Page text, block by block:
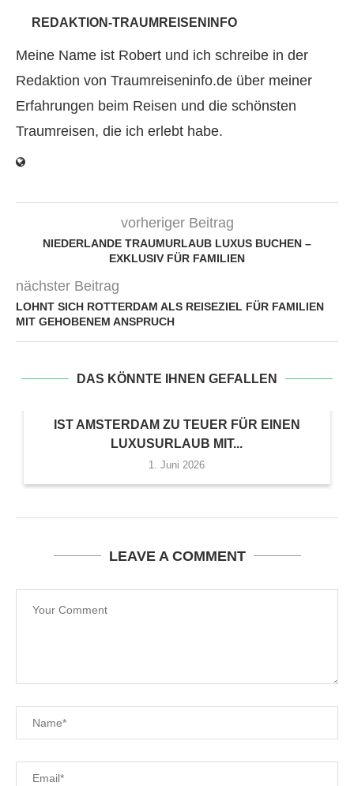
REDAKTION-TRAUMREISENINFO
Meine Name ist Robert und ich schreibe in der
Redaktion von Traumreiseninfo.de über meiner
Erfahrungen beim Reisen und die schönsten
Traumreisen, die ich erlebt habe.
vorheriger Beitrag
NIEDERLANDE TRAUMURLAUB LUXUS BUCHEN –
EXKLUSIV FÜR FAMILIEN
nächster Beitrag
LOHNT SICH ROTTERDAM ALS REISEZIEL FÜR FAMILIEN
MIT GEHOBENEM ANSPRUCH
DAS KÖNNTE IHNEN GEFALLEN
IST AMSTERDAM ZU TEUER FÜR EINEN
LUXUSURLAUB MIT...
1. Juni 2026
LEAVE A COMMENT